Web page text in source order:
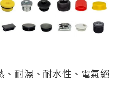
、耐濕、耐水性、電氣絕